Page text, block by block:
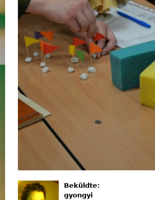
Beküldte:
gyongyi